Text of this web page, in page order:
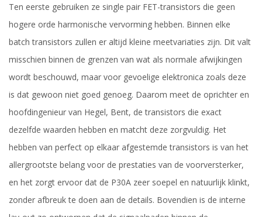
Ten eerste gebruiken ze single pair FET-transistors die geen
hogere orde harmonische vervorming hebben. Binnen elke
batch transistors zullen er altijd kleine meetvariaties zijn. Dit valt
misschien binnen de grenzen van wat als normale afwijkingen
wordt beschouwd, maar voor gevoelige elektronica zoals deze
is dat gewoon niet goed genoeg. Daarom meet de oprichter en
hoofdingenieur van Hegel, Bent, de transistors die exact
dezelfde waarden hebben en matcht deze zorgvuldig. Het
hebben van perfect op elkaar afgestemde transistors is van het
allergrootste belang voor de prestaties van de voorversterker,
en het zorgt ervoor dat de P30A zeer soepel en natuurlijk klinkt,
zonder afbreuk te doen aan de details. Bovendien is de interne